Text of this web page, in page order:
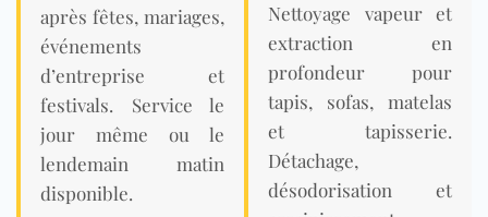
après fêtes, mariages,
événements
d’entreprise et
festivals. Service le
jour même ou le
lendemain matin
disponible.
Nettoyage vapeur et
extraction en
profondeur pour
tapis, sofas, matelas
et tapisserie.
Détachage,
désodorisation et